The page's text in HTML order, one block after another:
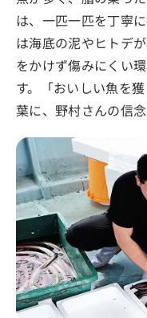
は、一匹一匹を丁寧
は海底の泥やヒトデ
をかけず傷みにくい
す。「おいしい魚を
葉に、野村さんの信念